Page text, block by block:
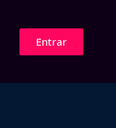
Entrar